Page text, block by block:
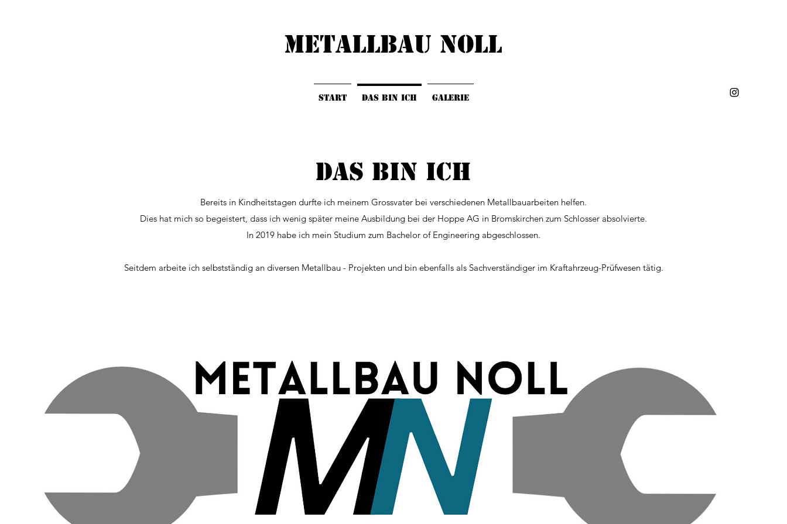
METALLBAU NOLL
Start Das bin ich Galerie
Das bin ich
Bereits in Kindheitstagen durfte ich meinem Grossvater bei verschiedenen Metallbauarbeiten helfen.
Dies hat mich so begeistert, dass ich wenig später meine Ausbildung bei der Hoppe AG in Bromskirchen zum Schlosser absolvierte.
In 2019 habe ich mein Studium zum Bachelor of Engineering abgeschlossen.
Seitdem arbeite ich selbstständig an diversen Metallbau - Projekten und bin ebenfalls als Sachverständiger im Kraftahrzeug-Prüfwesen tätig.